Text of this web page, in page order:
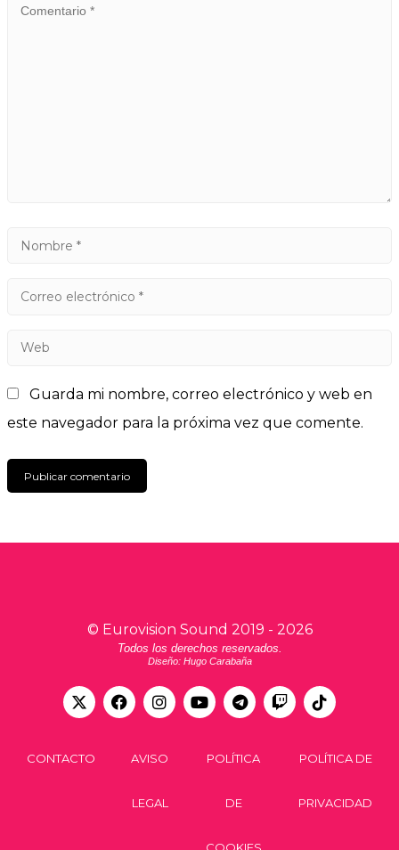
Guarda mi nombre, correo electrónico y web en
este navegador para la próxima vez que comente.
© Eurovision Sound 2019 - 2026
Todos los derechos reservados.
Diseño: Hugo Carabaña
CONTACTO AVISO
LEGAL
POLÍTICA
DE
POLÍTICA DE
PRIVACIDAD